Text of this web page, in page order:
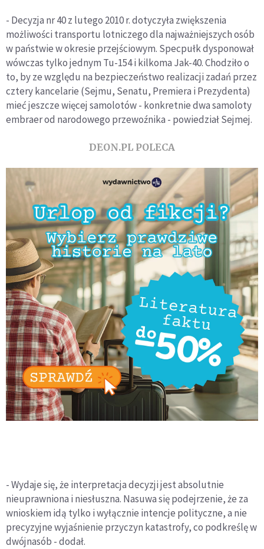
- Decyzja nr 40 z lutego 2010 r. dotyczyła zwiększenia
możliwości transportu lotniczego dla najważniejszych osób
w państwie w okresie przejściowym. Specpułk dysponował
wówczas tylko jednym Tu-154 i kilkoma Jak-40. Chodziło o
to, by ze względu na bezpieczeństwo realizacji zadań przez
cztery kancelarie (Sejmu, Senatu, Premiera i Prezydenta)
mieć jeszcze więcej samolotów - konkretnie dwa samoloty
embraer od narodowego przewoźnika - powiedział Sejmej.
DEON.PL POLECA
- Wydaje się, że interpretacja decyzji jest absolutnie
nieuprawniona i niesłuszna. Nasuwa się podejrzenie, że za
wnioskiem idą tylko i wyłącznie intencje polityczne, a nie
precyzyjne wyjaśnienie przyczyn katastrofy, co podkreślę w
dwójnasób - dodał.